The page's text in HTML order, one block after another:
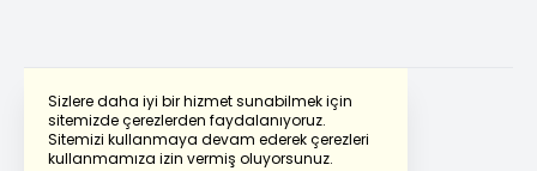
Sizlere daha iyi bir hizmet sunabilmek için
sitemizde çerezlerden faydalanıyoruz.
Sitemizi kullanmaya devam ederek çerezleri
kullanmamıza izin vermiş oluyorsunuz.
Powered by Translate